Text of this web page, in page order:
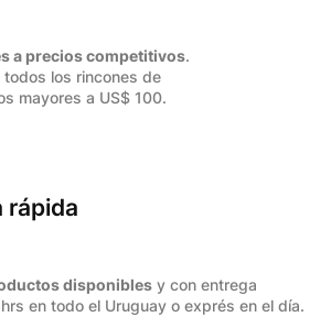
a precios competitivos.
los rincones de
mayores a US$ 100.
rápida
disponibles y con entrega
en todo el Uruguay o exprés en el día.